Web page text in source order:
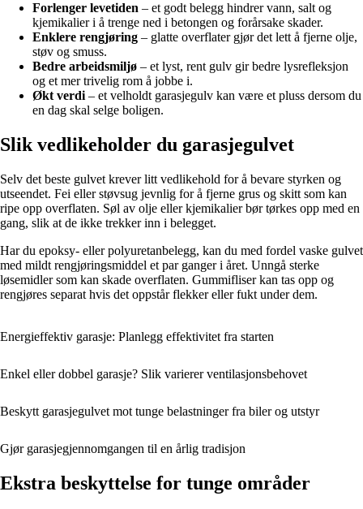
Forlenger levetiden – et godt belegg hindrer vann, salt og
kjemikalier i å trenge ned i betongen og forårsake skader.
Enklere rengjøring – glatte overflater gjør det lett å fjerne olje,
støv og smuss.
Bedre arbeidsmiljø – et lyst, rent gulv gir bedre lysrefleksjon
og et mer trivelig rom å jobbe i.
Økt verdi – et velholdt garasjegulv kan være et pluss dersom du
en dag skal selge boligen.
Slik vedlikeholder du garasjegulvet
Selv det beste gulvet krever litt vedlikehold for å bevare styrken og
utseendet. Fei eller støvsug jevnlig for å fjerne grus og skitt som kan
ripe opp overflaten. Søl av olje eller kjemikalier bør tørkes opp med en
gang, slik at de ikke trekker inn i belegget.
Har du epoksy- eller polyuretanbelegg, kan du med fordel vaske gulvet
med mildt rengjøringsmiddel et par ganger i året. Unngå sterke
løsemidler som kan skade overflaten. Gummifliser kan tas opp og
rengjøres separat hvis det oppstår flekker eller fukt under dem.
Energieffektiv garasje: Planlegg effektivitet fra starten
Enkel eller dobbel garasje? Slik varierer ventilasjonsbehovet
Beskytt garasjegulvet mot tunge belastninger fra biler og utstyr
Gjør garasjegjennomgangen til en årlig tradisjon
Ekstra beskyttelse for tunge områder